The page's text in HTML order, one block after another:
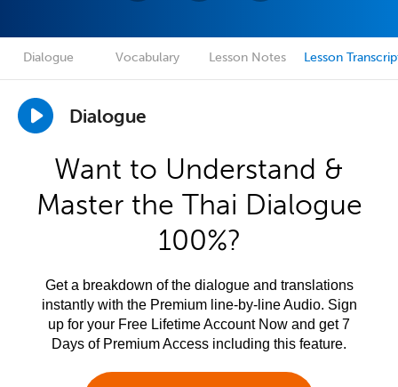
Dialogue Vocabulary Lesson Notes Lesson
Dialogue
Want to Understand &
Master the Thai Dialogue
100%?
Get a breakdown of the dialogue and translations
instantly with the Premium line-by-line Audio. Sign
up for your Free Lifetime Account Now and get 7
Days of Premium Access including this feature.